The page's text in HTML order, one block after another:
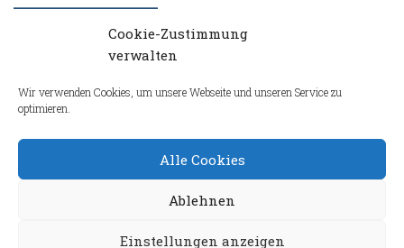
Cookie-Zustimmung
verwalten
Wir verwenden Cookies, um unsere Webseite und unseren Service zu
optimieren.
Alle Cookies
Ablehnen
Einstellungen anzeigen